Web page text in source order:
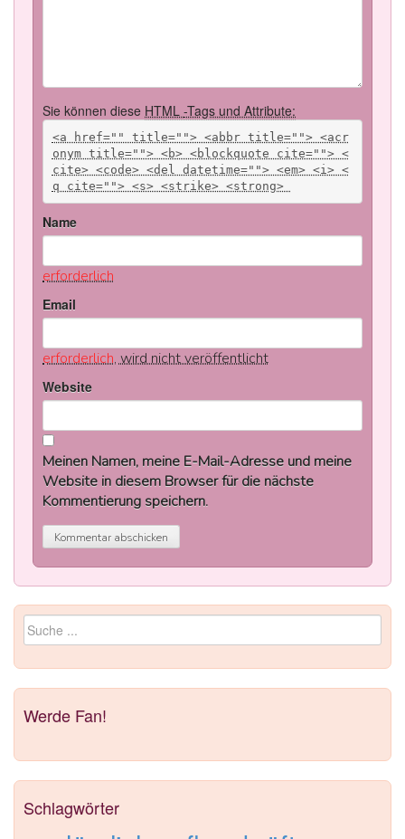
Sie können diese HTML -Tags und Attribute:
<a href="" title=""> <abbr title=""> <acr
onym title=""> <b> <blockquote cite=""> <
cite> <code> <del datetime=""> <em> <i> <
q cite=""> <s> <strike> <strong>
Name
erforderlich
Email
erforderlich, wird nicht veröffentlicht
Website
Meinen Namen, meine E-Mail-Adresse und meine
Website in diesem Browser für die nächste
Kommentierung speichern.
Search for:
Werde Fan!
Schlagwörter